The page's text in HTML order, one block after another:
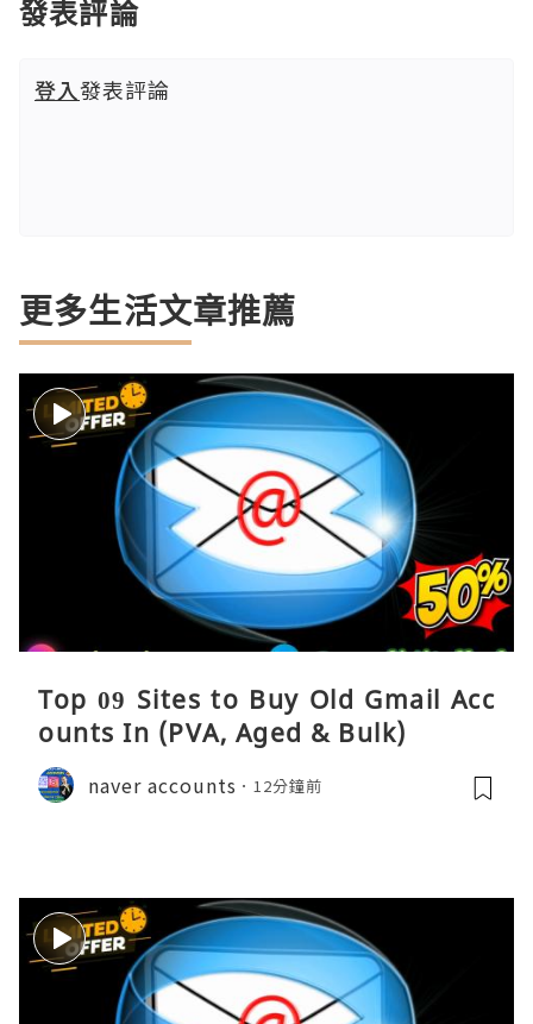
發表評論
登入發表評論
更多生活文章推薦
Top 09 Sites to Buy Old Gmail Acc
ounts In (PVA, Aged & Bulk)
naver accounts 12分鐘前